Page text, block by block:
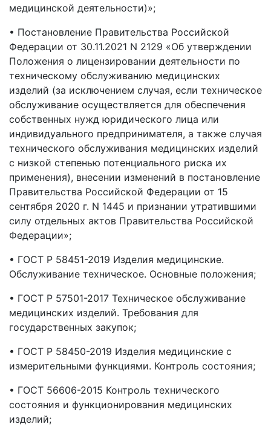
медицинской деятельности)»;
• Постановление Правительства Российской
Федерации от 30.11.2021 N 2129 «Об утверждении
Положения о лицензировании деятельности по
техническому обслуживанию медицинских
изделий (за исключением случая, если техническое
обслуживание осуществляется для обеспечения
собственных нужд юридического лица или
индивидуального предпринимателя, а также случая
технического обслуживания медицинских изделий
с низкой степенью потенциального риска их
применения), внесении изменений в постановление
Правительства Российской Федерации от 15
сентября 2020 г. N 1445 и признании утратившими
силу отдельных актов Правительства Российской
Федерации»;
• ГОСТ Р 58451-2019 Изделия медицинские.
Обслуживание техническое. Основные положения;
• ГОСТ Р 57501-2017 Техническое обслуживание
медицинских изделий. Требования для
государственных закупок;
• ГОСТ Р 58450-2019 Изделия медицинские с
измерительными функциями. Контроль состояния;
• ГОСТ 56606-2015 Контроль технического
состояния и функционирования медицинских
изделий;